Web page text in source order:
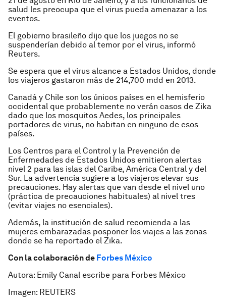
salud les preocupa que el virus pueda amenazar a los
eventos.
El gobierno brasileño dijo que los juegos no se
suspenderían debido al temor por el virus, informó
Reuters.
Se espera que el virus alcance a Estados Unidos, donde
los viajeros gastaron más de 214,700 mdd en 2013.
Canadá y Chile son los únicos países en el hemisferio
occidental que probablemente no verán casos de Zika
dado que los mosquitos Aedes, los principales
portadores de virus, no habitan en ninguno de esos
países.
Los Centros para el Control y la Prevención de
Enfermedades de Estados Unidos emitieron alertas
nivel 2 para las islas del Caribe, América Central y del
Sur. La advertencia sugiere a los viajeros elevar sus
precauciones. Hay alertas que van desde el nivel uno
(práctica de precauciones habituales) al nivel tres
(evitar viajes no esenciales).
Además, la institución de salud recomienda a las
mujeres embarazadas posponer los viajes a las zonas
donde se ha reportado el Zika.
Con la colaboración de Forbes México
Autora: Emily Canal escribe para Forbes México
Imagen: REUTERS